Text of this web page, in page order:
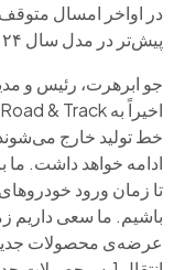
پیش‌تر در مدل سال ۲۰۲۴ آخرین نسخه‌ی خود را عرضه کرده بود).
جو ابرهرت، رئیس و
خط تولید خارج
ادامه خواهد داشت. ما
تا زمان ورود
باشیم. ما سعی داریم
عرضه‌ی محصولات